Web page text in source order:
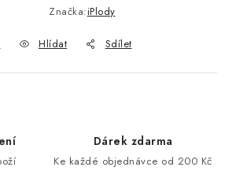
Značka:iPlody
Hlídat Sdílet
Dárek zdarma
Ke každé objednávce od 200 Kč